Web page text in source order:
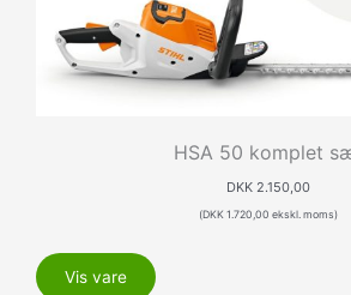
HSA 50 komplet
DKK 2.150,00
(DKK1.720,00 ekskl. moms)
Vis vare